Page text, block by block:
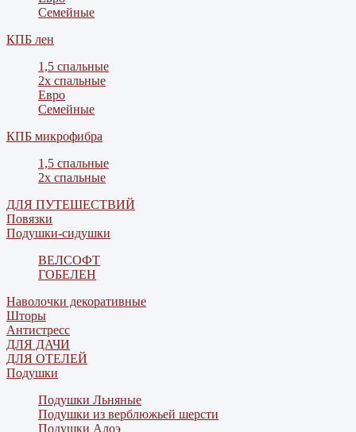
Семейные
КПБ лен
1,5 спальные
2х спальные
Евро
Семейные
КПБ микрофибра
1,5 спальные
2х спальные
ДЛЯ ПУТЕШЕСТВИЙ
Повязки
Подушки-сидушки
ВЕЛСОФТ
ГОБЕЛЕН
Наволочки декоративные
Шторы
Антистресс
ДЛЯ ДАЧИ
ДЛЯ ОТЕЛЕЙ
Подушки
Подушки Льняные
Подушки из верблюжьей шерсти
Подушки Алоэ